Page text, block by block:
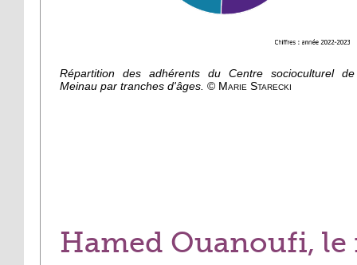
Répartition des adhérents du Centre socioculturel
Meinau par tranches d'âges. © Marie Starecki
Hamed Ouanoufi, le